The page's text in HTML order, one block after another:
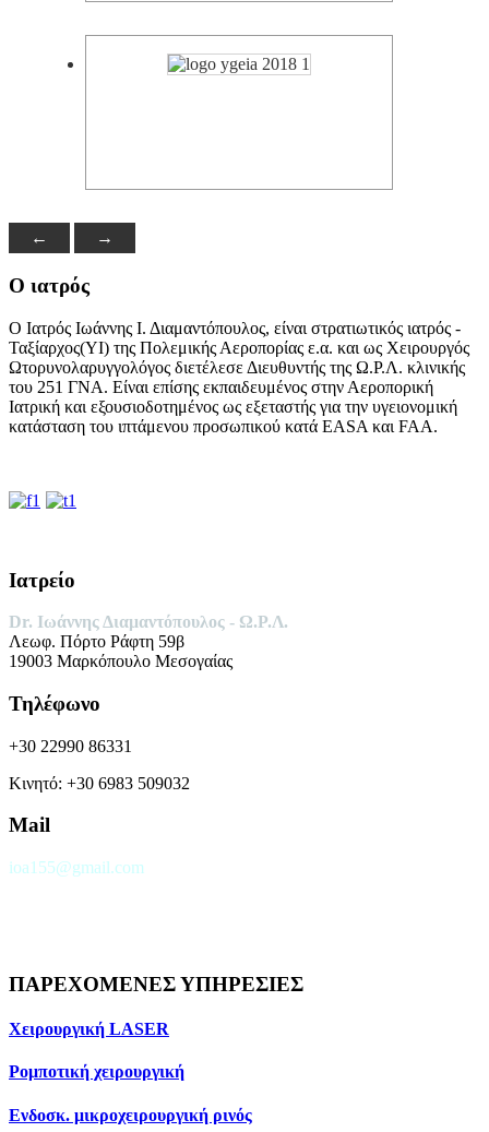
← →
Ο ιατρός
Ο Ιατρός Ιωάννης Ι. Διαμαντόπουλος, είναι στρατιωτικός ιατρός -
Ταξίαρχος(ΥΙ) της Πολεμικής Αεροπορίας ε.α. και ως Χειρουργός
Ωτορυνολαρυγγολόγος διετέλεσε Διευθυντής της Ω.Ρ.Λ. κλινικής
του 251 ΓΝΑ. Είναι επίσης εκπαιδευμένος στην Αεροπορική
Ιατρική και εξουσιοδοτημένος ως εξεταστής για την υγειονομική
κατάσταση του ιπτάμενου προσωπικού κατά EASA και FAA.
Ιατρείο
Dr. Ιωάννης Διαμαντόπουλος - Ω.Ρ.Λ.
Λεωφ. Πόρτο Ράφτη 59β
19003 Μαρκόπουλο Μεσογαίας
Τηλέφωνο
+30 22990 86331
Κινητό: +30 6983 509032
Mail
ioa155@gmail.com
ΠΑΡΕΧΟΜΕΝΕΣ ΥΠΗΡΕΣΙΕΣ
Χειρουργική LASER
Ρομποτική χειρουργική
Ενδοσκ. μικροχειρουργική ρινός